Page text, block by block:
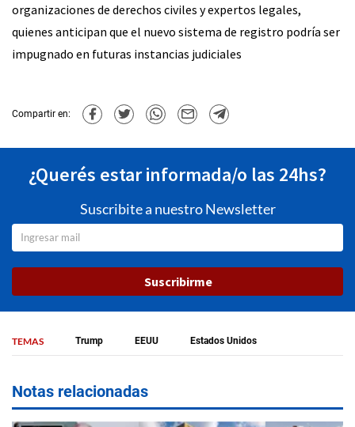
organizaciones de derechos civiles y expertos legales,
quienes anticipan que el nuevo sistema de registro podría ser
impugnado en futuras instancias judiciales
Compartir en:
¿Querés estar informada/o las 24hs?
Suscribite a nuestro Newsletter
Suscribirme
TEMAS Trump EEUU Estados Unidos
Notas relacionadas